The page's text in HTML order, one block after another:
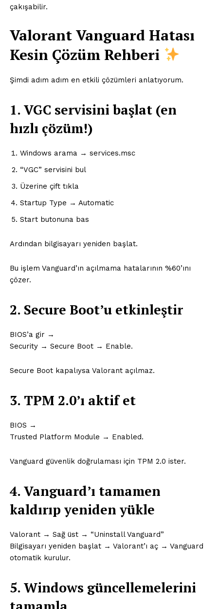
Saf Ses !!!
çakışabilir.
Valorant Vanguard Hatası
Kesin Çözüm Rehberi
Şimdi adım adım en etkili çözümleri anlatıyorum.
1. VGC servisini başlat (en
hızlı çözüm!)
Windows arama → services.msc
“VGC” servisini bul
Üzerine çift tıkla
Startup Type → Automatic
Start butonuna bas
Ardından bilgisayarı yeniden başlat.
Bu işlem Vanguard’ın açılmama hatalarının %60’ını
çözer.
2. Secure Boot’u etkinleştir
BIOS’a gir →
Security → Secure Boot → Enable.
Secure Boot kapalıysa Valorant açılmaz.
3. TPM 2.0’ı aktif et
BIOS →
Trusted Platform Module → Enabled.
Vanguard güvenlik doğrulaması için TPM 2.0 ister.
4. Vanguard’ı tamamen
kaldırıp yeniden yükle
Valorant → Sağ üst → “Uninstall Vanguard”
Bilgisayarı yeniden başlat → Valorant’ı aç → Vanguard
otomatik kurulur.
5. Windows güncellemelerini